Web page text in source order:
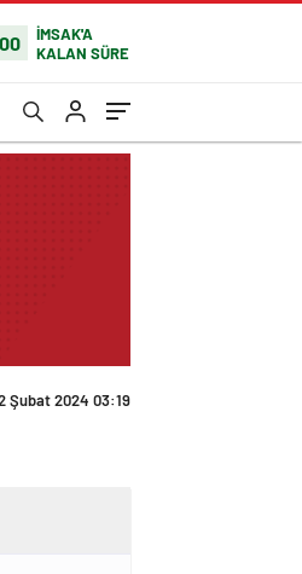
İMSAK'A
KALAN SÜRE
Şubat 2024 03:19